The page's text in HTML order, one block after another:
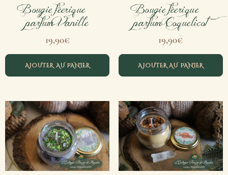
Bougie féerique –
parfum Vanille
19,90€
AJOUTER AU PANIER
Bougie féerique –
parfum Coquelicot
19,90€
AJOUTER AU PANIER